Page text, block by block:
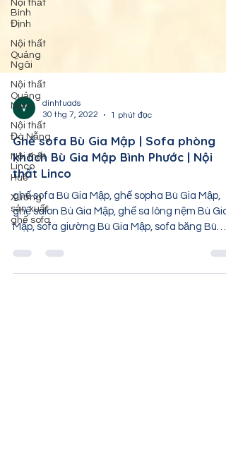
Nội thất
Bình
Định
Nội thất
Quảng
Ngãi
Nội thất
Quảng
Nam
Nội thất
Đà Nẵng
Nội thất
Linco
Huế
Xưởng
sản xuất
ghế sofa
dinhtuads
30 thg 7, 2022
1 phút đọc
Ghế sofa Bù Gia Mập | Sofa phòng
khách Bù Gia Mập Bình Phước | Nội
thất Linco
ghế sofa Bù Gia Mập, ghế sopha Bù Gia Mập,
ghế salon Bù Gia Mập, ghế sa lông nệm Bù Gia
Mập, sofa giường Bù Gia Mập, sofa băng Bù